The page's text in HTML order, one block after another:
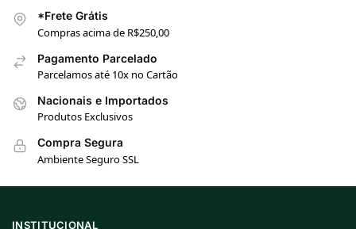
*Frete Grátis
Compras acima de R$250,00
Pagamento Parcelado
Parcelamos até 10x no Cartão
Nacionais e Importados
Produtos Exclusivos
Compra Segura
Ambiente Seguro SSL
INSTITUCIONAL